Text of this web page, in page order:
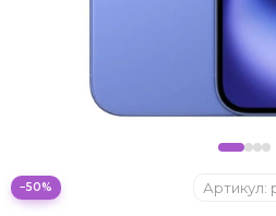
Microsoft
ONYX BOOX
−50% Артикул: